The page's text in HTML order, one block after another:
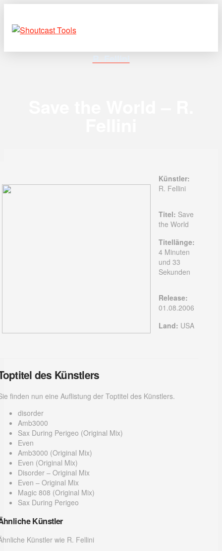
R. Fellini
Künstler:
R. Fellini
Titel: Save
the World
Titellänge:
4 Minuten
und 33
Sekunden
Release:
01.08.2006
Land: USA
des Künstlers
finden nun eine Auflistung der Toptitel des Künstlers.
disorder
Amb3000
Sax During Perigeo (Original Mix)
Even
Amb3000 (Original Mix)
Even (Original Mix)
Disorder – Original Mix
Even – Original Mix
Magic 808 (Original Mix)
Sax During Perigeo
Künstler
Künstler wie R. Fellini